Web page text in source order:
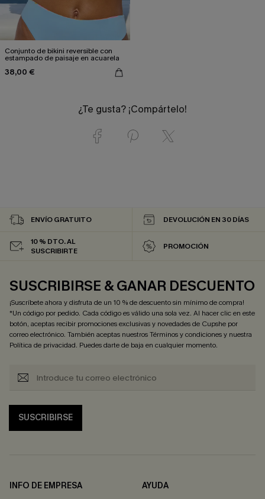
Conjunto de bikini reversible con
estampado de paisaje en acuarela
38,00 €
¿Te gusta? ¡Compártelo!
ENVÍO GRATUITO DEVOLUCIÓN EN 30 DÍAS
10 % DTO. AL
SUSCRIBIRTE
PROMOCIÓN
SUSCRIBIRSE & GANAR DESCUENTO
¡Suscríbete ahora y disfruta de un 10 % de descuento sin mínimo de compra!
*Un código por pedido. Cada código es válido una sola vez. Al hacer clic en este
botón, aceptas recibir promociones exclusivas y novedades de Cupshe por
correo electrónico. También aceptas nuestrosTérminos y condicionesy nuestra
Política de privacidad. Puedes darte de baja en cualquier momento.
SUSCRIBIRSE
INFO DE EMPRESA
AYUDA